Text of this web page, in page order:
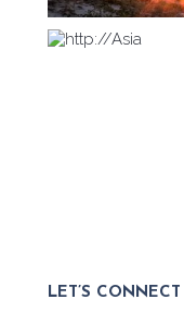
LET’S CONNECT